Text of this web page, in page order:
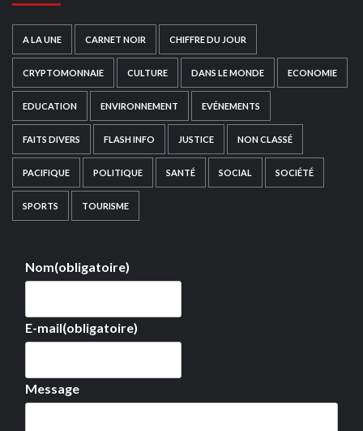
A LA UNE CARNET NOIR CHIFFRE DU JOUR
CRYPTOMONNAIE CULTURE DANS LE MONDE ECONOMIE
EDUCATION ENVIRONNEMENT EVÉNEMENTS
FAITS DIVERS FLASH INFO JUSTICE NON CLASSÉ
PACIFIQUE POLITIQUE SANTÉ SOCIAL SOCIÉTÉ
SPORTS TOURISME
Nom(obligatoire)
E-mail(obligatoire)
Message